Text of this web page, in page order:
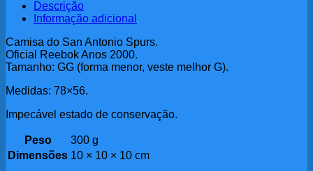
Descrição
Informação adicional
Camisa do San Antonio Spurs.
Oficial Reebok Anos 2000.
Tamanho: GG (forma menor, veste melhor G).
Medidas: 78×56.
Impecável estado de conservação.
Peso
300 g
Dimensões 10 × 10 × 10 cm